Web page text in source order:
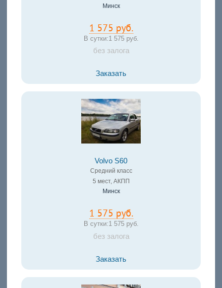
Минск
1 575 руб.
В сутки:1 575 руб.
без залога
Заказать
Volvo S60
Средний класс
5 мест, АКПП
Минск
1 575 руб.
В сутки:1 575 руб.
без залога
Заказать